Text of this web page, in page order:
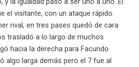
el visitante, con un ataque rápido
rival, en tres pases quedó de cara
trasladó a lo largo de muchos
hacia la derecha para Facundo
algo larga demás pero el 7 fue al